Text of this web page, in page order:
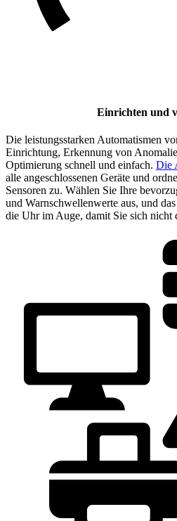
Einrichten und
Die leistungsstarken Automatismen
Einrichtung, Erkennung von
Optimierung schnell und einfach. Die
alle angeschlossenen Geräte und
Sensoren zu. Wählen Sie Ihre
und Warnschwellenwerte aus, und
die Uhr im Auge, damit Sie sich nicht